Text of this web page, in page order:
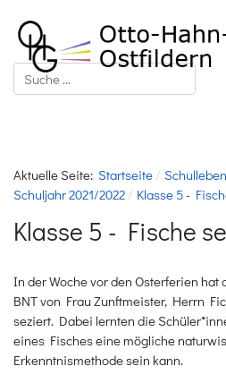
Suchen
Aktuelle Seite: Startseite Schulleben
Schuljahr 2021/2022
Klasse 5 -
Klasse 5 - Fische
In der Woche vor den Osterferien
BNT von Frau Zunftmeister, Herrn
seziert. Dabei lernten die
eines Fisches eine mögliche
Erkenntnismethode sein kann.